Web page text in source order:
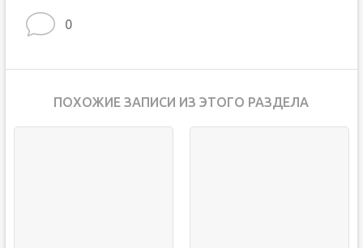
0
ПОХОЖИЕ ЗАПИСИ ИЗ ЭТОГО РАЗДЕЛА